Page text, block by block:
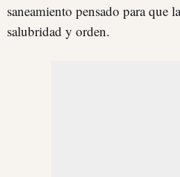
saneamiento pensado para que
salubridad y orden.